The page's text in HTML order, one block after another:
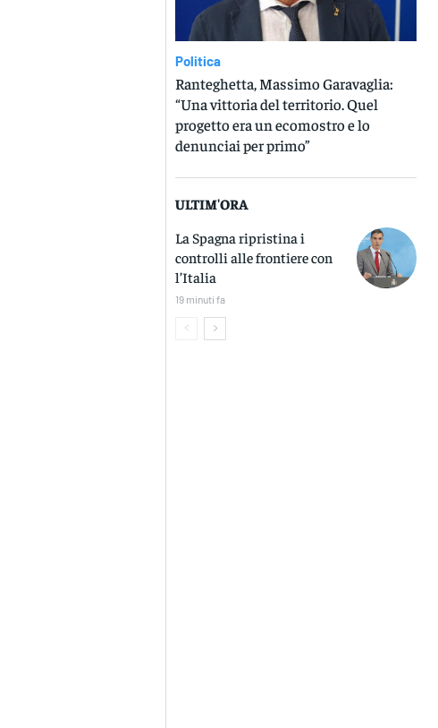
Politica
Ranteghetta, Massimo Garavaglia:
“Una vittoria del territorio. Quel
progetto era un ecomostro e lo
denunciai per primo”
ULTIM'ORA
La Spagna ripristina i
controlli alle frontiere con
l’Italia
19 minuti fa